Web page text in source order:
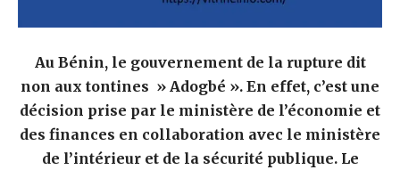
Au Bénin, le gouvernement de la rupture dit
non aux tontines » Adogbé ». En effet, c’est une
décision prise par le ministère de l’économie et
des finances en collaboration avec le ministère
de l’intérieur et de la sécurité publique. Le